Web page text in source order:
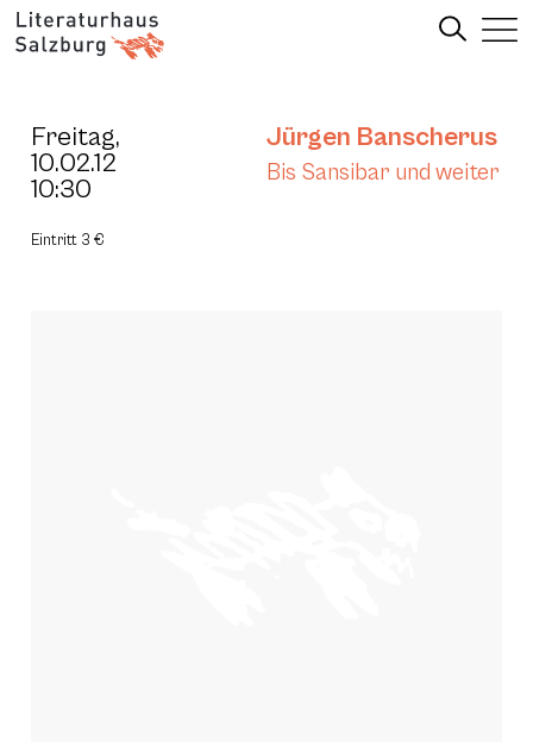
Freitag,
10.02.12
10:30
Jürgen Banscherus
Bis Sansibar und weiter
Eintritt 3 €